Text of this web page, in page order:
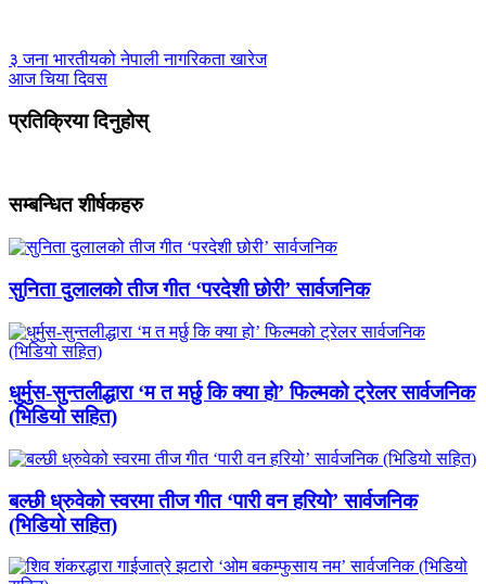
३ जना भारतीयको नेपाली नागरिकता खारेज
आज चिया दिवस
प्रतिक्रिया दिनुहोस्
सम्बन्धित शीर्षकहरु
सुनिता दुलालको तीज गीत ‘परदेशी छोरी’ सार्वजनिक
धुर्मुस-सुन्तलीद्धारा ‘म त मर्छु कि क्या हो’ फिल्मको ट्रेलर सार्वजनिक
(भिडियो सहित)
बल्छी ध्रुवेको स्वरमा तीज गीत ‘पारी वन हरियो’ सार्वजनिक
(भिडियो सहित)